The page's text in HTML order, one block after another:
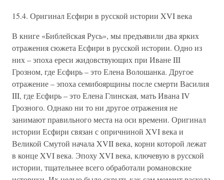
15.4. Оригинал Есфири в русской истории XVI века
В книге «Библейская Русь», мы предъявили два ярких
отражения сюжета Есфири в русской истории. Одно из
них – эпоха ереси жидовствующих при Иване III
Грозном, где Есфирь – это Елена Волошанка. Другое
отражение – эпоха семибоярщины после смерти Василия
III, где Есфирь – это Елена Глинская, мать Ивана IV
Грозного. Однако ни то ни другое отражения не
занимают правильного места на оси времени. Оригинал
истории Есфири связан с опричниной XVI века и
Великой Смутой начала XVII века, корни которой лежат
в конце XVI века. Эпоху XVI века, ключевую в русской
истории, тщательнее всего обработали романовские